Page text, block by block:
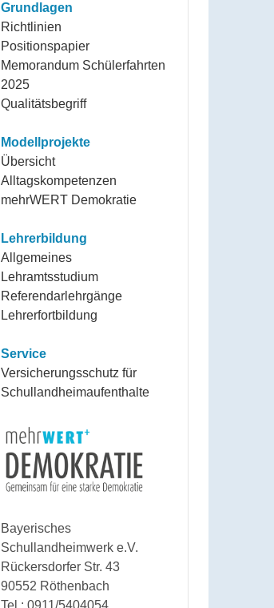
Grundlagen
Richtlinien
Positionspapier
Memorandum Schülerfahrten
2025
Qualitätsbegriff
Modellprojekte
Übersicht
Alltagskompetenzen
mehrWERT Demokratie
Lehrerbildung
Allgemeines
Lehramtsstudium
Referendarlehrgänge
Lehrerfortbildung
Service
Versicherungsschutz für
Schullandheimaufenthalte
Bayerisches
Schullandheimwerk e.V.
Rückersdorfer Str. 43
90552 Röthenbach